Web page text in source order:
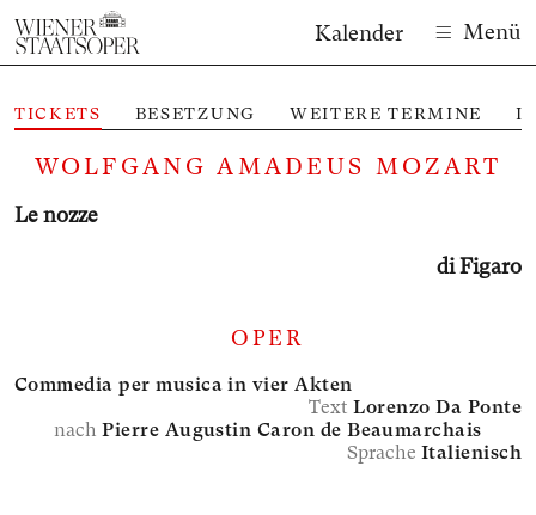
Kalender Menü
TICKETS BESETZUNG WEITERE TERMINE
WOLFGANG AMADEUS MOZART
Le nozze
di Figaro
OPER
Commedia per musica in vier Akten
TextLorenzo Da Ponte
nachPierre Augustin Caron de Beaumarchais
Sprache Italienisch